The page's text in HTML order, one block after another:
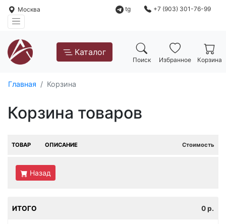
Москва tg +7 (903) 301-76-99
Каталог
Поиск Избранное Корзина
Главная Корзина
Корзина товаров
ТОВАР ОПИСАНИЕ Стоимость
Назад
ИТОГО 0р.